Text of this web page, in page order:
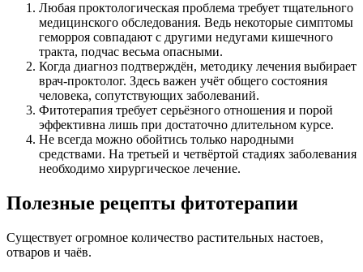
Любая проктологическая проблема требует тщательного
медицинского обследования. Ведь некоторые симптомы
геморроя совпадают с другими недугами кишечного
тракта, подчас весьма опасными.
Когда диагноз подтверждён, методику лечения выбирает
врач-проктолог. Здесь важен учёт общего состояния
человека, сопутствующих заболеваний.
Фитотерапия требует серьёзного отношения и порой
эффективна лишь при достаточно длительном курсе.
Не всегда можно обойтись только народными
средствами. На третьей и четвёртой стадиях заболевания
необходимо хирургическое лечение.
Полезные рецепты фитотерапии
Существует огромное количество растительных настоев,
отваров и чаёв.